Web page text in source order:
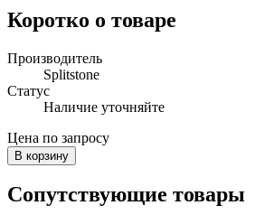
Коротко о товаре
Производитель
Splitstone
Статус
Наличие уточняйте
Цена по запросу
В корзину
Сопутствующие товары